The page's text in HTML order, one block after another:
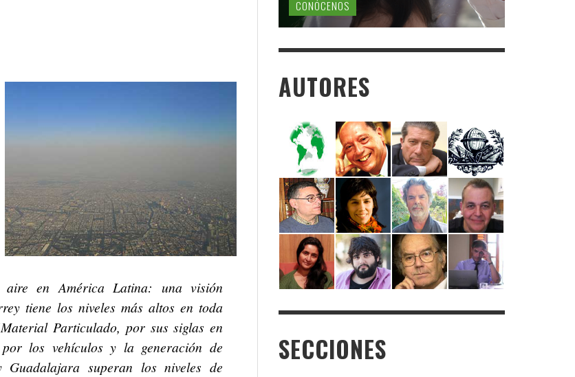
en América Latina: una visión
tiene los niveles más altos en toda
Particulado, por sus siglas en
los vehículos y la generación de
superan los niveles de
CONÓCENOS
AUTORES
SECCIONES